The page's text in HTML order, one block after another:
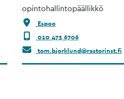
opintohallintopäällikkö
Espoo
010 473 6706
tom.bjorklund@rastorinst.fi